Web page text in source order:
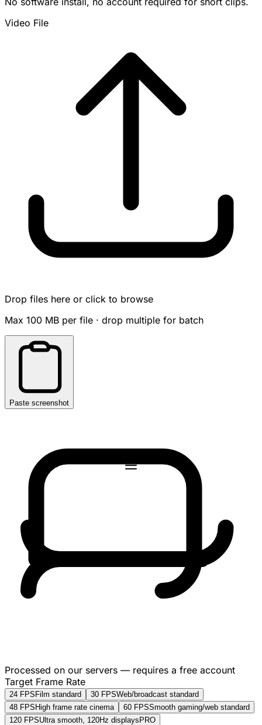
Video File
Drop files here or click to browse
Max 100 MB per file · drop multiple for batch
Paste screenshot
Processed on our servers — requires a free account
Target Frame Rate
24 FPS Film standard 30 FPSWeb/broadcast standard
48 FPS High frame rate cinema 60 FPSSmooth gaming/web standard
120 FPSUltra smooth, 120Hz displays PRO